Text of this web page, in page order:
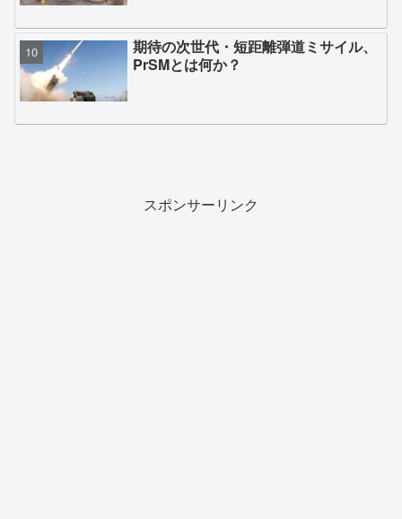
期待の次世代・短距離弾道ミサイル、
PrSMとは何か？
スポンサーリンク